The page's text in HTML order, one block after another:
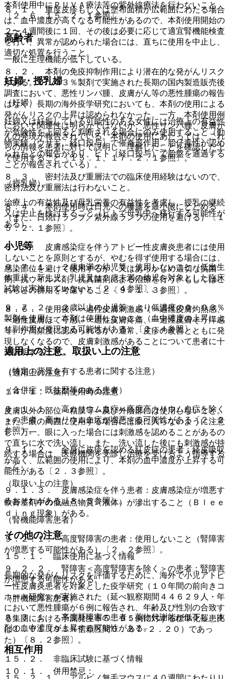
本剤使用中にＰＵＶＡ療法等の紫外線療法を行わないこと
〔２．６、１５．２．１参照〕。
高齢者
一般に生理機能が低下している。
妊婦・授乳婦
（妊婦）
妊婦又は妊娠している可能性のある女性には治療上の有益性
が危険性を上回ると判断される場合にのみ使用すること（動
物実験（ウサギ、経口投与）で催奇形作用、胎仔毒性が認め
られたとの報告があり、ヒト（経口投与）で胎盤を通過する
ことが報告されている）。
（授乳婦）
治療上の有益性及び母乳栄養の有益性を考慮し、授乳の継続
又は中止を検討すること（ヒトで母乳中へ移行する可能性が
ある）。
小児等
９．７．１． ２歳未満の幼児等：使用しないこと（低出生
体重児、新生児、乳児又は２歳未満の幼児を対象とした臨床
試験は実施していない）〔２．４参照〕。
９．７．２． ２歳以上の小児等：より低濃度の０．０３％
製剤を使用し、本剤は使用しないこと（血中濃度の上昇によ
り副作用が発現する可能性がある）〔２．４参照〕。
適用上の注意、取扱い上の注意
（適用上の注意）
１４．１． 薬剤使用時の注意
皮膚以外の部位＜粘膜等＞及び外陰部には使用しないこと。
また、眼の周囲に使用する場合には眼に入らないように注意
し、万一、眼に入った場合には刺激感を認めることがあるの
で直ちに水で洗い流し、また、洗い流した後にも刺激感が持
続する場合は、医療機関を受診し治療を受けるよう指導する
こと。
（取扱い上の注意）
軟膏基剤中の低融点物質（液体）が滲出すること（Ｂｌｅｅ
ｄｉｎｇ現象）がある。
その他の注意
１５．１． 臨床使用に基づく情報
長期的な発がんリスクを評価するために、海外で小児アトピ
ー性皮膚炎患者を対象とした疫学研究（１０年間の前向きコ
ホート研究）が実施された（延べ観察期間４４６２９人・年
において悪性腫瘍が６例に報告され、年齢及び性別の合致す
る集団における予測発生率５．９５例に対する標準化罹患比
は１．０１（９５％信頼区間０．３７−２．２０）であっ
た）〔８．２参照〕。
１５．２． 非臨床試験に基づく情報
８．１． 重度皮疹もしくは塗布面積が広範囲にわたる場合
は、血中濃度が高くなる可能性があるので、本剤使用開始の
２〜４週間後に１回、その後は必要に応じて適宜腎機能検査
を行い、異常が認められた場合には、直ちに使用を中止し、
適切な処置を行うこと。
８．２． 本剤の免疫抑制作用により潜在的な発がんリスク
がある。０．０３％製剤で実施された長期の国内製造販売後
調査において、悪性リンパ腫、皮膚がん等の悪性腫瘍の報告
はなく、長期の海外疫学研究においても、本剤の使用による
発がんリスクの上昇は認められなかった。一方、本剤使用例
において関連性は明らかではないが、悪性リンパ腫、皮膚が
んの発現が報告されている。本剤の使用にあたっては、これ
らの情報を患者に対して説明し、理解したことを確認した上
で使用すること〔１５．１、１７．２．１参照〕。
８．３． 密封法及び重層法での臨床使用経験はないので、
密封法及び重層法は行わないこと。
８．４． 本剤使用時は日光への曝露を最小限にとどめる
（また、日焼けランプ／紫外線ランプの使用を避ける）〔１
５．２．１参照〕。
８．５． 皮膚感染症を伴うアトピー性皮膚炎患者には使用
しないことを原則とするが、やむを得ず使用する場合には、
感染部位を避けて使用するか、又はあらかじめ適切な抗菌
剤、抗ウイルス剤、抗真菌剤による治療を行う、もしくはこ
れらとの併用を考慮すること〔９．１．３参照〕。
８．６． 使用後、一過性皮膚刺激感（一過性皮膚灼熱感、
一過性皮膚ほてり感、一過性皮膚疼痛、一過性皮膚そう痒感
等）が高頻度に認められるが、通常、皮疹の改善とともに発
現しなくなるので、皮膚刺激感があることについて患者に十
分説明すること。
（特定の背景を有する患者に関する注意）
（合併症・既往歴等のある患者）
９．１．１． 高カリウム血症＜高度高カリウム血症を除く
＞の患者：高カリウム血症が増悪する可能性がある〔２．２
参照〕。
９．１．２． 全身に皮疹を認める紅皮症の患者：経皮吸収
が高く、広範囲の使用により、本剤の血中濃度が上昇する可
能性がある〔２．３参照〕。
９．１．３． 皮膚感染症を伴う患者：皮膚感染症が増悪す
るおそれがある〔８．５参照〕。
（腎機能障害患者）
９．２．１． 高度腎障害の患者：使用しないこと（腎障害
が増悪する可能性がある）〔２．２参照〕。
９．２．２． 腎障害＜高度腎障害を除く＞の患者：腎障害
が増悪する可能性がある。
（肝機能障害患者）
９．３．１． 高度肝障害の患者：薬物代謝能が低下し、本
剤の血中濃度が上昇する可能性がある。
相互作用
１０．１． 併用禁忌：